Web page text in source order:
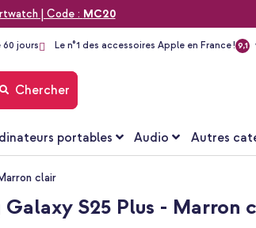
| Code : MC20
jours Le n°1 des accessoires Apple en France ! 9,1
Chercher
portables Audio Autres
clair
S25 Plus - Marron